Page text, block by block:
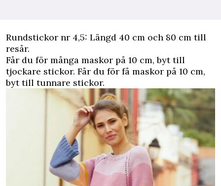
Rundstickor nr 4,5: Längd 40 cm och 80 cm till
resår.
Får du för många maskor på 10 cm, byt till
tjockare stickor. Får du för få maskor på 10 cm,
byt till tunnare stickor.